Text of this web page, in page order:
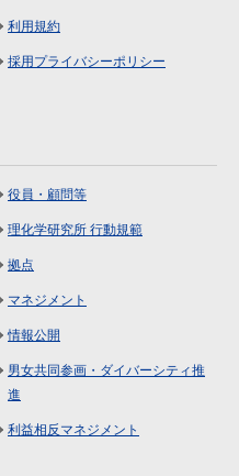
利用規約
採用プライバシーポリシー
役員・顧問等
理化学研究所 行動規範
拠点
マネジメント
情報公開
男女共同参画・ダイバーシティ推
進
利益相反マネジメント